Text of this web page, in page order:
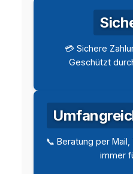
💳 Sichere
Geschützt
📞 Beratung per
immer